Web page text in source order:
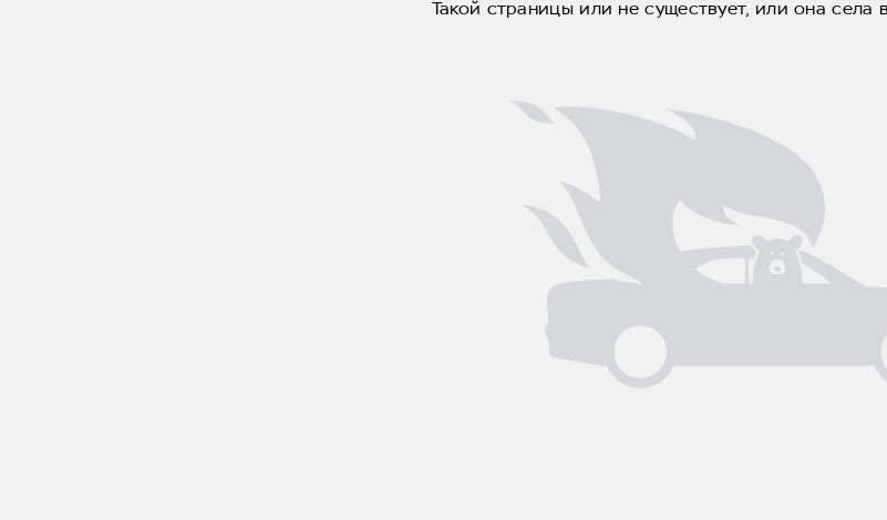
Такой страницы или не существует, или она села